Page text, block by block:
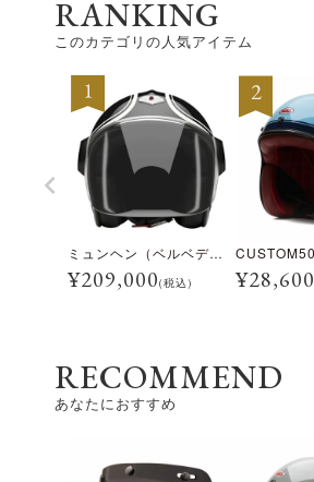
RANKING
このカテゴリの人気アイテム
ミュンヘン（ベルベデーレ）
¥209,000(税込) ¥28,600
RECOMMEND
あなたにおすすめ